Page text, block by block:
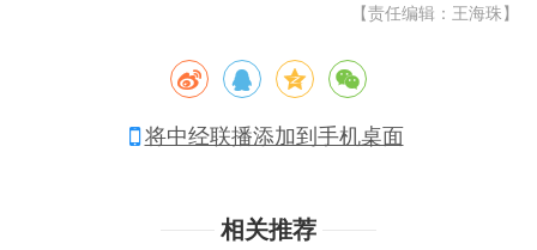
【责任编辑：王海珠】
将中经联播添加到手机桌面
相关推荐